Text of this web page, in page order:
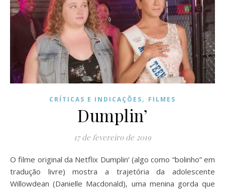
CRÍTICAS E INDICAÇÕES, FILMES
Dumplin’
17 de fevereiro de 2019
O filme original da Netflix Dumplin’ (algo como “bolinho” em
tradução livre) mostra a trajetória da adolescente
Willowdean (Danielle Macdonald), uma menina gorda que